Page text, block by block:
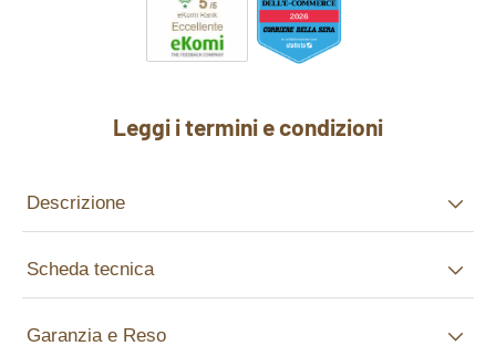
Leggi i termini e condizioni
Descrizione
Scheda tecnica
Garanzia e Reso